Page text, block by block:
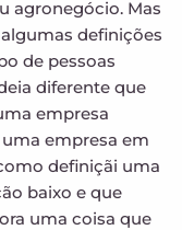
agronegócio. Mas
definições
de pessoas
diferente que
empresa
empresa em
definiçãi uma
baixo e que
uma coisa que